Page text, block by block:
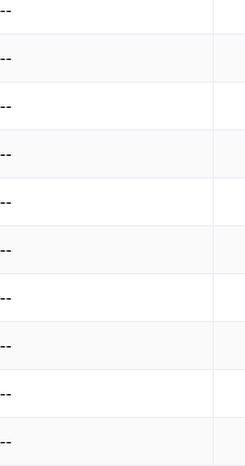
--
--
--
--
--
--
--
--
--
--